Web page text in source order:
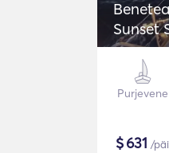
Sunset
Purjevene
$631 /